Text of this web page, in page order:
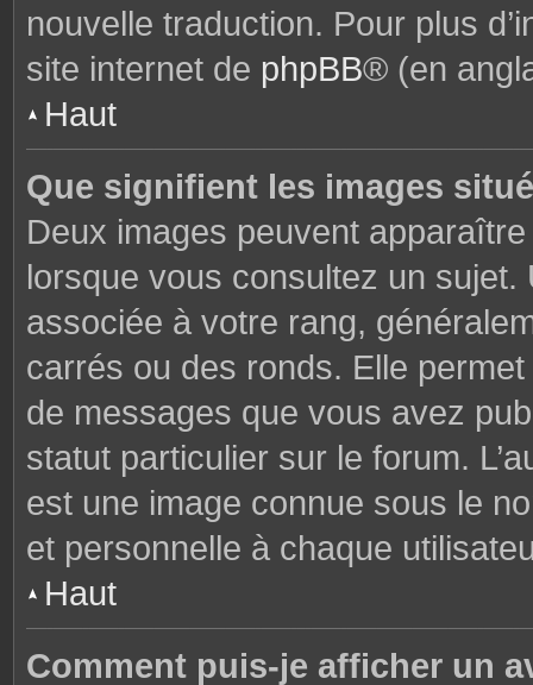
nouvelle traduction. Pour plus
site internet de phpBB® (en
Haut
Que signifient les images
Deux images peuvent
lorsque vous consultez un sujet.
associée à votre rang,
carrés ou des ronds. Elle
de messages que vous avez
statut particulier sur le forum.
est une image connue sous le
et personnelle à chaque
Haut
Comment puis-je afficher un